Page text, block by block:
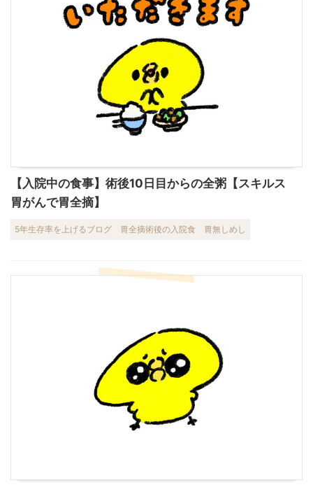
【入院中の食事】術後10日目からの全粥【スキルス
胃がんで胃全摘】
5年生存率を上げるブログ 胃全摘術後の入院食 胃無しめし